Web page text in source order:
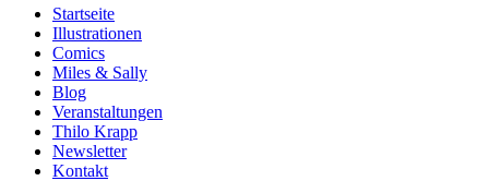
Startseite
Illustrationen
Comics
Miles & Sally
Blog
Veranstaltungen
Thilo Krapp
Newsletter
Kontakt